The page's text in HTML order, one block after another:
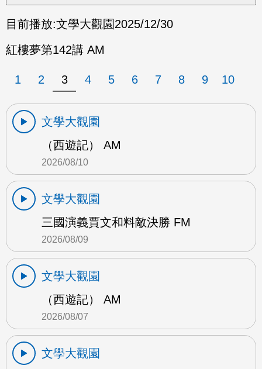
目前播放:文學大觀園2025/12/30
紅樓夢第142講 AM
1 2 3 4 5 6 7 8 9 10
文學大觀園
（西遊記） AM
2026/08/10
文學大觀園
三國演義賈文和料敵決勝 FM
2026/08/09
文學大觀園
（西遊記） AM
2026/08/07
文學大觀園